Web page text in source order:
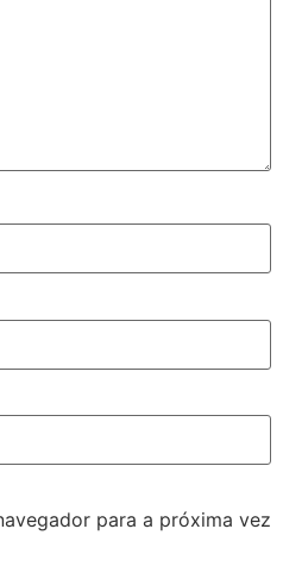
para a próxima vez